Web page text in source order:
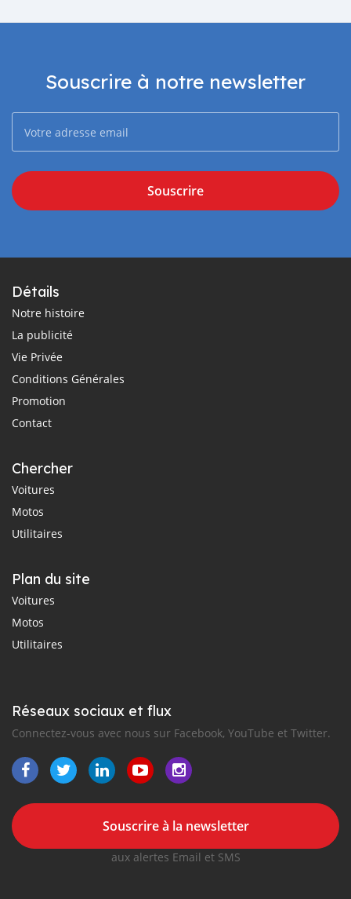
Souscrire à notre newsletter
Souscrire
Détails
Notre histoire
La publicité
Vie Privée
Conditions Générales
Promotion
Contact
Chercher
Voitures
Motos
Utilitaires
Plan du site
Voitures
Motos
Utilitaires
Réseaux sociaux et flux
Connectez-vous avec nous sur Facebook, YouTube et Twitter.
Souscrire à la newsletter
aux alertes Email et SMS